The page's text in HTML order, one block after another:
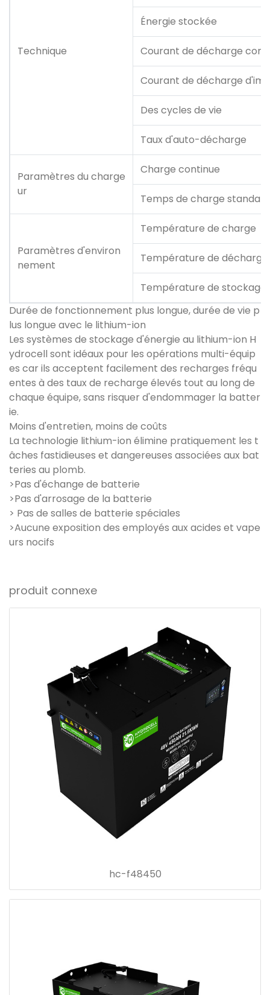
Technique
Énergie stockée
Courant de décharge
Courant de décharge
Des cycles de vie
Taux d'auto-décharge
Paramètres du charge
ur
Charge continue
Temps de charge standard
Paramètres d'environ
nement
Température de charge
Température de décharge
Température de stockage
Durée de fonctionnement plus longue, durée de vie p
lus longue avec le lithium-ion
Les systèmes de stockage d'énergie au lithium-ion H
ydrocell sont idéaux pour les opérations multi-équip
es car ils acceptent facilement des recharges fréqu
entes à des taux de recharge élevés tout au long de
chaque équipe, sans risquer d'endommager la batter
ie.
Moins d'entretien, moins de coûts
La technologie lithium-ion élimine pratiquement les t
âches fastidieuses et dangereuses associées aux bat
teries au plomb.
>Pas d'échange de batterie
>Pas d'arrosage de la batterie
> Pas de salles de batterie spéciales
>Aucune exposition des employés aux acides et vape
urs nocifs
produit connexe
hc-f48450